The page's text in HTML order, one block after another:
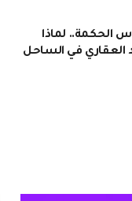
لماذا
في الساحل